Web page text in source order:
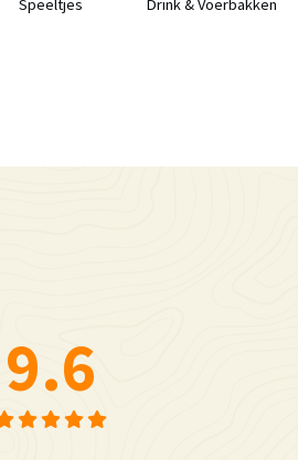
Speeltjes Drink & Voerbakken
9.6